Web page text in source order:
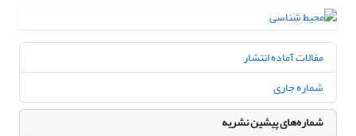
مقالات آماده انتشار
شماره جاری
شماره‌های پیشین نشریه